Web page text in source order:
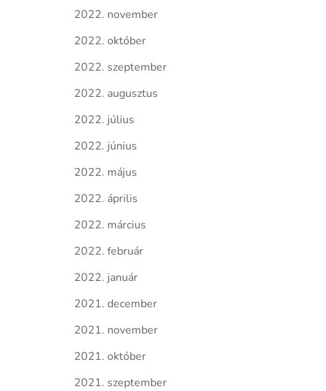
2022. november
2022. október
2022. szeptember
2022. augusztus
2022. július
2022. június
2022. május
2022. április
2022. március
2022. február
2022. január
2021. december
2021. november
2021. október
2021. szeptember